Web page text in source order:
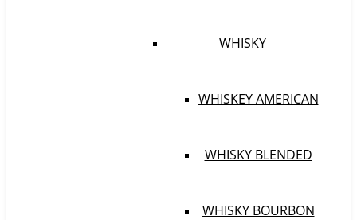
WHISKY
WHISKEY AMERICAN
WHISKY BLENDED
WHISKY BOURBON